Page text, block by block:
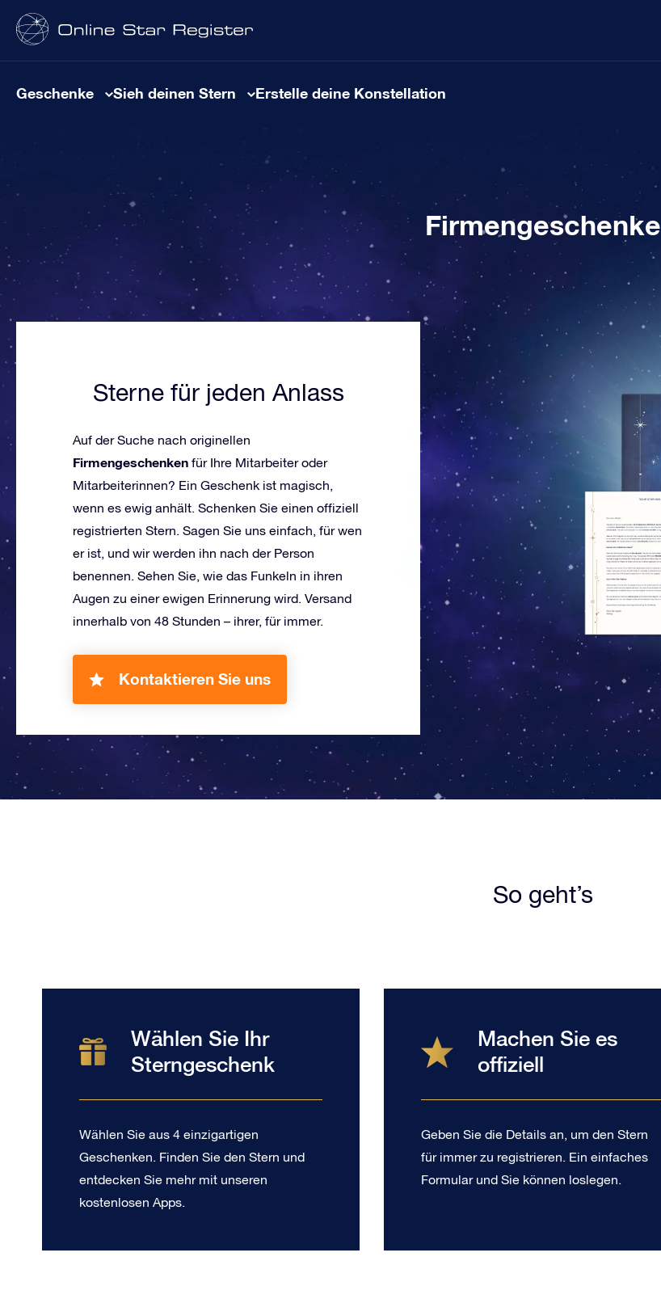
Geschenke Sieh deinen Stern Erstelle deine Konstellation
Firmengeschenke
Sterne für jeden Anlass
Auf der Suche nach originellen
Firmengeschenken für Ihre Mitarbeiter oder
Mitarbeiterinnen? Ein Geschenk ist magisch,
wenn es ewig anhält. Schenken Sie einen offiziell
registrierten Stern. Sagen Sie uns einfach, für wen
er ist, und wir werden ihn nach der Person
benennen. Sehen Sie, wie das Funkeln in ihren
Augen zu einer ewigen Erinnerung wird. Versand
innerhalb von 48 Stunden – ihrer, für immer.
Kontaktieren Sie uns
So geht’s
Wählen Sie Ihr
Sterngeschenk
Wählen Sie aus 4 einzigartigen
Geschenken. Finden Sie den Stern und
entdecken Sie mehr mit unseren
kostenlosen Apps.
Machen Sie es
offiziell
Geben Sie die Details an, um den Stern
für immer zu registrieren. Ein einfaches
Formular und Sie können loslegen.